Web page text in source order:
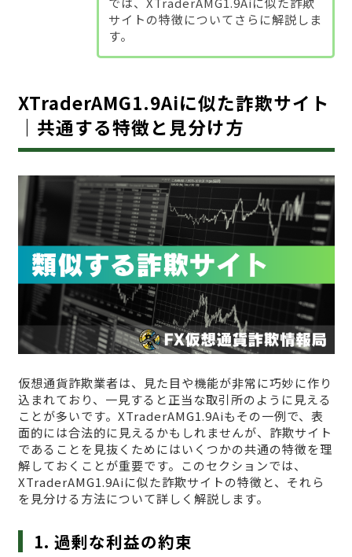
サイトの特徴についてさらに解説しま
す。
XTraderAMG1.9Aiに似た詐欺サイト
｜共通する特徴と見分け方
仮想通貨詐欺業者は、見た目や機能が非常に巧妙に作り
込まれており、一見すると正当な取引所のように見える
ことが多いです。XTraderAMG1.9Aiもその一例で、表
面的には合法的に見えるかもしれませんが、詐欺サイト
であることを見抜くためにはいくつかの共通の特徴を理
解しておくことが重要です。このセクションでは、
XTraderAMG1.9Aiに似た詐欺サイトの特徴と、それら
を見分ける方法について詳しく解説します。
1. 過剰な利益の約束